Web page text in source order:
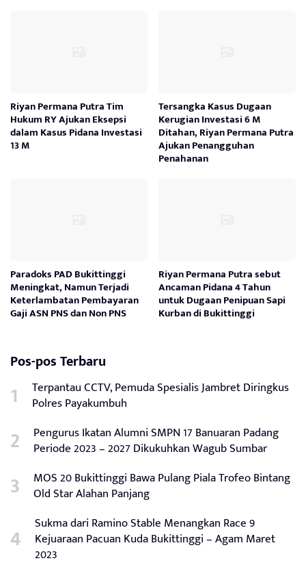
Riyan Permana Putra Tim
Hukum RY Ajukan Eksepsi
dalam Kasus Pidana Investasi
13 M
Tersangka Kasus Dugaan
Kerugian Investasi 6 M
Ditahan, Riyan Permana Putra
Ajukan Penangguhan
Penahanan
Paradoks PAD Bukittinggi
Meningkat, Namun Terjadi
Keterlambatan Pembayaran
Gaji ASN PNS dan Non PNS
Riyan Permana Putra sebut
Ancaman Pidana 4 Tahun
untuk Dugaan Penipuan Sapi
Kurban di Bukittinggi
Pos-pos Terbaru
Terpantau CCTV, Pemuda Spesialis Jambret Diringkus
Polres Payakumbuh
Pengurus Ikatan Alumni SMPN 17 Banuaran Padang
Periode 2023 – 2027 Dikukuhkan Wagub Sumbar
MOS 20 Bukittinggi Bawa Pulang Piala Trofeo Bintang
Old Star Alahan Panjang
Sukma dari Ramino Stable Menangkan Race 9
Kejuaraan Pacuan Kuda Bukittinggi – Agam Maret
2023